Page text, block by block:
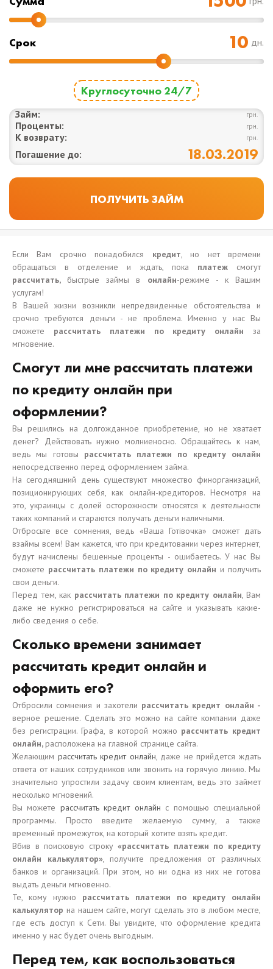
Срок дн.
Круглосуточно 24/7
Займ: грн.
Проценты: грн.
К возврату: грн.
Погашение до: 18.03.2019
Если Вам срочно понадобился кредит, но нет времени
обращаться в отделение и ждать, пока платеж смогут
рассчитать, быстрые займы в онлайн-режиме - к Вашим
услугам!
В Вашей жизни возникли непредвиденные обстоятельства и
срочно требуются деньги - не проблема. Именно у нас Вы
сможете рассчитать платежи по кредиту онлайнза
мгновение.
Смогут ли мне рассчитать платежи
по кредиту онлайн при
оформлении?
Вы решились на долгожданное приобретение, но не хватает
денег? Действовать нужно молниеносно. Обращайтесь к нам,
ведь мы готовы рассчитать платежи по кредиту онлайн
непосредственно перед оформлением займа.
На сегодняшний день существуют множество финорганизаций,
позиционирующих себя, как онлайн-кредиторов. Несмотря на
это, украинцы с долей осторожности относятся к деятельности
таких компаний и стараются получать деньги наличными.
Отбросьте все сомнения, ведь «Ваша Готівочка» сможет дать
взаймы всем! Вам кажется, что при кредитовании через интернет,
будут начислены бешенные проценты - ошибаетесь. У нас Вы
сможете рассчитать платежи по кредиту онлайн и получить
свои деньги.
Перед тем, как рассчитать платежи по кредиту онлайн, Вам
даже не нужно регистрироваться на сайте и указывать какие-
либо сведения о себе.
Сколько времени занимает
рассчитать кредит онлайн и
оформить его?
Отбросили сомнения и захотели рассчитать кредит онлайн -
верное решение. Сделать это можно на сайте компании даже
без регистрации. Графа, в которой можно рассчитать кредит
онлайн, расположена на главной странице сайта.
Желающим рассчитать кредит онлайн, даже не прийдется ждать
ответа от наших сотрудников или звонить на горячую линию. Мы
значительно упростили задачу своим клиентам, ведь это займет
несколько мгновений.
Вы можете рассчитать кредит онлайн с помощью специальной
программы. Просто введите желаемую сумму, а также
временный промежуток, на который хотите взять кредит.
Вбив в поисковую строку«рассчитать платежи по кредиту
онлайн калькулятор», получите предложения от различных
банков и организаций. При этом, но ни одна из них не готова
выдать деньги мгновенно.
Те, кому нужно рассчитать платежи по кредиту онлайн
калькулятор на нашем сайте, могут сделать это в любом месте,
где есть доступ к Сети. Вы увидите, что оформление кредита
именно у нас будет очень выгодным.
Перед тем, как воспользоваться